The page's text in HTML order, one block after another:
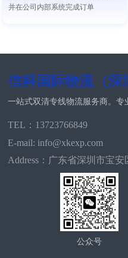
并在公司内部系统完成订单
信科国际物流（深
一站式双清专线物流服务商。专
TEL：13723766849
E-mail: info@xkexp.com
Address：广东省深圳市宝
公众号